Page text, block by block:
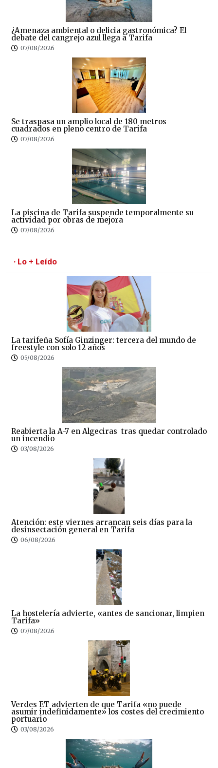
¿Amenaza ambiental o delicia gastronómica? El
debate del cangrejo azul llega a Tarifa
07/08/2026
Se traspasa un amplio local de 180 metros
cuadrados en pleno centro de Tarifa
07/08/2026
La piscina de Tarifa suspende temporalmente su
actividad por obras de mejora
07/08/2026
· Lo + Leído
La tarifeña Sofía Ginzinger: tercera del mundo de
freestyle con solo 12 años
05/08/2026
Reabierta la A-7 en Algeciras tras quedar controlado
un incendio
03/08/2026
Atención: este viernes arrancan seis días para la
desinsectación general en Tarifa
06/08/2026
La hostelería advierte, «antes de sancionar, limpien
Tarifa»
07/08/2026
Verdes ET advierten de que Tarifa «no puede
asumir indefinidamente» los costes del crecimiento
portuario
03/08/2026